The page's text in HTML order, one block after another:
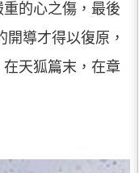
的心之傷，最後
開導才得以復原，
天狐篇末，在章